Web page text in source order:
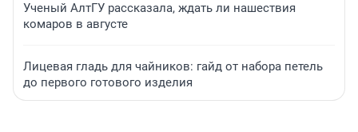
Ученый АлтГУ рассказала, ждать ли нашествия
комаров в августе
Лицевая гладь для чайников: гайд от набора петель
до первого готового изделия